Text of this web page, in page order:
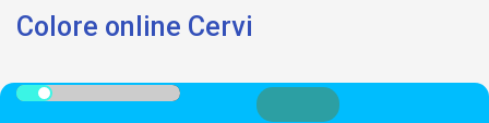
Colore online Cervi